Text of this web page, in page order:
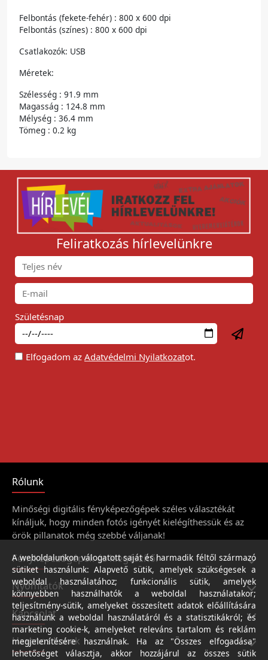
Felbontás (fekete-fehér) : 800 x 600 dpi
Felbontás (színes) : 800 x 600 dpi
Csatlakozók: USB
Méretek:
Szélesség : 91.9 mm
Magasság : 124.8 mm
Mélység : 36.4 mm
Tömeg : 0.2 kg
Feliratkozás hírlevelünkre
Születésnap
Elfogadom az Adatvédelmi Nyilatkozatot.
Rólunk
Minőségi digitális fényképezőgépek széles választékát
kínáljuk, hogy minden fotós igényét kielégíthessük és az
örök pillanatok még szebbé váljanak!
Fényképezőgépek és kiegészítői
Nyomtatók
Kapcsolat
Hasznos linkek
A weboldalunkon válogatott saját és harmadik féltől származó
sütiket használunk: Alapvető sütik, amelyek szükségesek a
weboldal használatához; funkcionális sütik, amelyek
könnyebben használhatók a weboldal használatakor;
teljesítmény-sütik, amelyeket összesített adatok előállítására
használunk a weboldal használatáról és a statisztikákról; és
marketing cookie-k, amelyeket releváns tartalom és reklám
megjelenítésére használnak. Ha az "Összes elfogadása"
lehetőséget választja, akkor hozzájárul az összes sütik